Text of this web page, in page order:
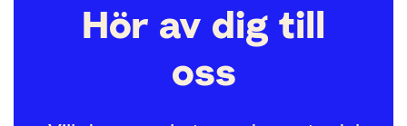
Hör av dig till
oss